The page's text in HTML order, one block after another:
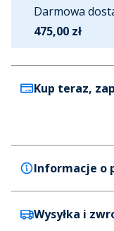
Darmowa
475,00 zł
Kup teraz,
Informacje o
Bench
Wysyłka i